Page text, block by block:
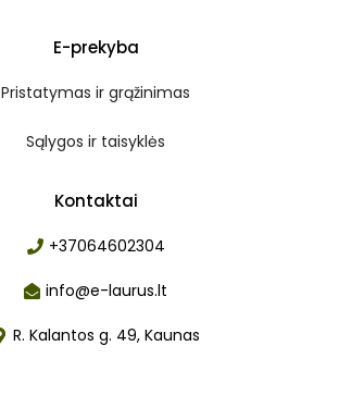
E-prekyba
Pristatymas ir grąžinimas
Sąlygos ir taisyklės
Kontaktai
+37064602304
info@e-laurus.lt
R. Kalantos g. 49, Kaunas